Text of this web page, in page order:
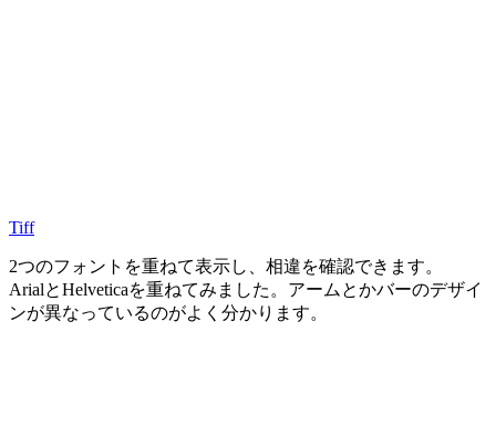
Tiff
2つのフォントを重ねて表示し、相違を確認できます。
ArialとHelveticaを重ねてみました。アームとかバーのデザイ
ンが異なっているのがよく分かります。